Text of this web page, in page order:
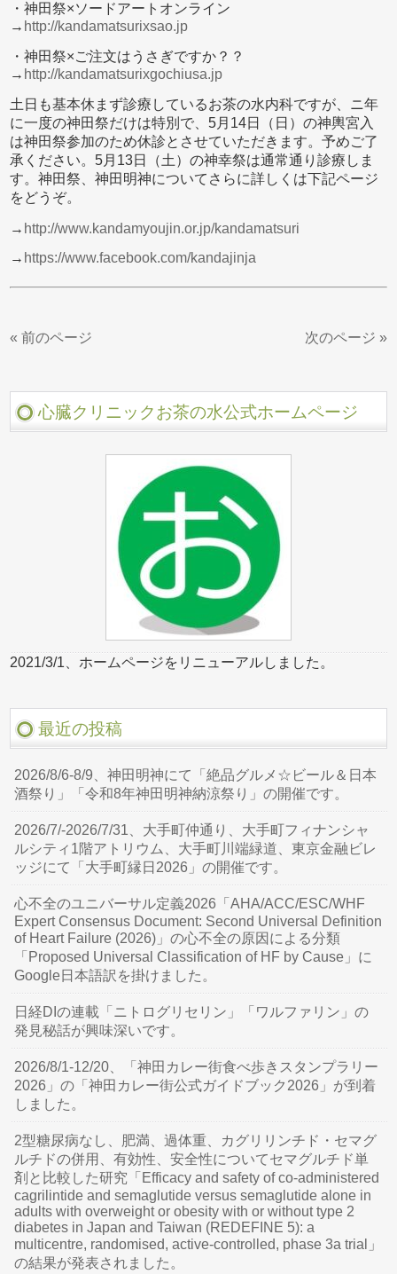
・神田祭×ソードアートオンライン
→ http://kandamatsurixsao.jp
・神田祭×ご注文はうさぎですか？？
→ http://kandamatsurixgochiusa.jp
土日も基本休まず診療しているお茶の水内科ですが、ニ年
に一度の神田祭だけは特別で、5月14日（日）の神輿宮入
は神田祭参加のため休診とさせていただきます。予めご了
承ください。5月13日（土）の神幸祭は通常通り診療しま
す。神田祭、神田明神についてさらに詳しくは下記ページ
をどうぞ。
→ http://www.kandamyoujin.or.jp/kandamatsuri
→ https://www.facebook.com/kandajinja
« 前のページ 次のページ »
心臓クリニックお茶の水公式ホームページ
2021/3/1、ホームページをリニューアルしました。
最近の投稿
2026/8/6-8/9、神田明神にて「絶品グルメ☆ビール＆日本
酒祭り」「令和8年神田明神納涼祭り」の開催です。
2026/7/-2026/7/31、大手町仲通り、大手町フィナンシャ
ルシティ1階アトリウム、大手町川端緑道、東京金融ビレ
ッジにて「大手町縁日2026」の開催です。
心不全のユニバーサル定義2026「AHA/ACC/ESC/WHF
Expert Consensus Document: Second Universal Definition
of Heart Failure (2026)」の心不全の原因による分類
「Proposed Universal Classification of HF by Cause」に
Google日本語訳を掛けました。
日経DIの連載「ニトログリセリン」「ワルファリン」の
発見秘話が興味深いです。
2026/8/1-12/20、「神田カレー街食べ歩きスタンプラリー
2026」の「神田カレー街公式ガイドブック2026」が到着
しました。
2型糖尿病なし、肥満、過体重、カグリリンチド・セマグ
ルチドの併用、有効性、安全性についてセマグルチド単
剤と比較した研究「Efficacy and safety of co-administered
cagrilintide and semaglutide versus semaglutide alone in
adults with overweight or obesity with or without type 2
diabetes in Japan and Taiwan (REDEFINE 5): a
multicentre, randomised, active-controlled, phase 3a trial」
の結果が発表されました。